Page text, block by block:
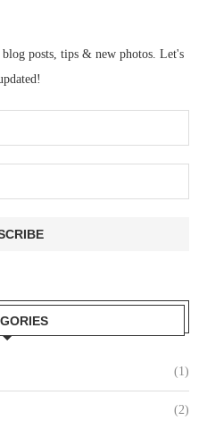
posts, tips & new photos. Let's
(1)
(2)